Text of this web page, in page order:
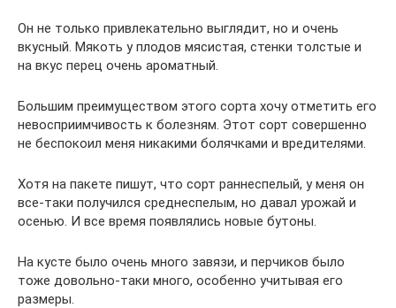
Он не только привлекательно выглядит, но и очень
вкусный. Мякоть у плодов мясистая, стенки толстые и
на вкус перец очень ароматный.
Большим преимуществом этого сорта хочу отметить его
невосприимчивость к болезням. Этот сорт совершенно
не беспокоил меня никакими болячками и вредителями.
Хотя на пакете пишут, что сорт раннеспелый, у меня он
все-таки получился среднеспелым, но давал урожай и
осенью. И все время появлялись новые бутоны.
На кусте было очень много завязи, и перчиков было
тоже довольно-таки много, особенно учитывая его
размеры.